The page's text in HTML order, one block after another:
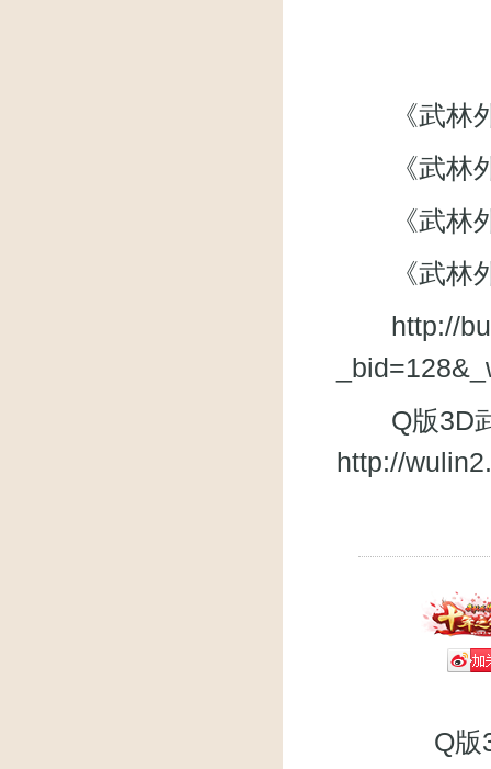
《武林外
《武林外
《武林外
《武林外
http://
Q版3D武
http://
Q版